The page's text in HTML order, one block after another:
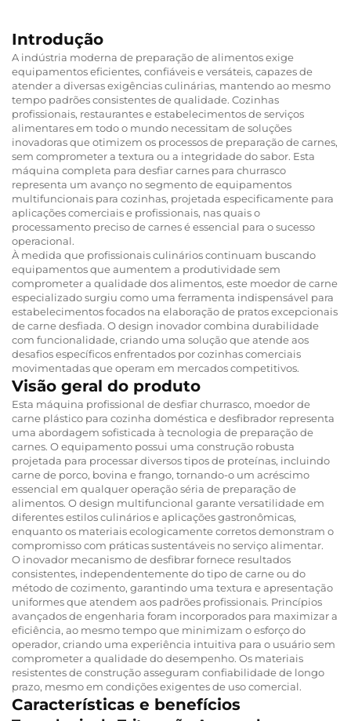
Introdução
A indústria moderna de preparação de alimentos exige
equipamentos eficientes, confiáveis e versáteis, capazes de
atender a diversas exigências culinárias, mantendo ao mesmo
tempo padrões consistentes de qualidade. Cozinhas
profissionais, restaurantes e estabelecimentos de serviços
alimentares em todo o mundo necessitam de soluções
inovadoras que otimizem os processos de preparação de carnes,
sem comprometer a textura ou a integridade do sabor. Esta
máquina completa para desfiar carnes para churrasco
representa um avanço no segmento de equipamentos
multifuncionais para cozinhas, projetada especificamente para
aplicações comerciais e profissionais, nas quais o
processamento preciso de carnes é essencial para o sucesso
operacional.
À medida que profissionais culinários continuam buscando
equipamentos que aumentem a produtividade sem
comprometer a qualidade dos alimentos, este moedor de carne
especializado surgiu como uma ferramenta indispensável para
estabelecimentos focados na elaboração de pratos excepcionais
de carne desfiada. O design inovador combina durabilidade
com funcionalidade, criando uma solução que atende aos
desafios específicos enfrentados por cozinhas comerciais
movimentadas que operam em mercados competitivos.
Visão geral do produto
Esta máquina profissional de desfiar churrasco, moedor de
carne plástico para cozinha doméstica e desfibrador representa
uma abordagem sofisticada à tecnologia de preparação de
carnes. O equipamento possui uma construção robusta
projetada para processar diversos tipos de proteínas, incluindo
carne de porco, bovina e frango, tornando-o um acréscimo
essencial em qualquer operação séria de preparação de
alimentos. O design multifuncional garante versatilidade em
diferentes estilos culinários e aplicações gastronômicas,
enquanto os materiais ecologicamente corretos demonstram o
compromisso com práticas sustentáveis no serviço alimentar.
O inovador mecanismo de desfibrar fornece resultados
consistentes, independentemente do tipo de carne ou do
método de cozimento, garantindo uma textura e apresentação
uniformes que atendem aos padrões profissionais. Princípios
avançados de engenharia foram incorporados para maximizar a
eficiência, ao mesmo tempo que minimizam o esforço do
operador, criando uma experiência intuitiva para o usuário sem
comprometer a qualidade do desempenho. Os materiais
resistentes de construção asseguram confiabilidade de longo
prazo, mesmo em condições exigentes de uso comercial.
Características e benefícios